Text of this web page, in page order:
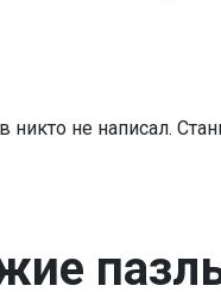
никто не написал.